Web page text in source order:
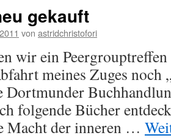
gekauft
von astridchristofori
wir ein
meines Zuges noch
Dortmunder
folgende Bücher
Macht der inneren …